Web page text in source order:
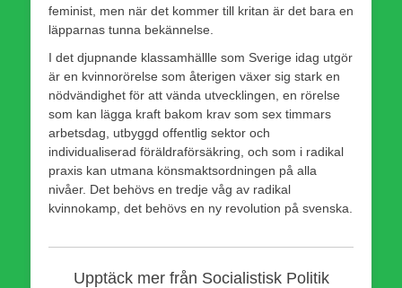
feminist, men när det kommer till kritan är det bara en
läpparnas tunna bekännelse.
I det djupnande klassamhällle som Sverige idag utgör
är en kvinnorörelse som återigen växer sig stark en
nödvändighet för att vända utvecklingen, en rörelse
som kan lägga kraft bakom krav som sex timmars
arbetsdag, utbyggd offentlig sektor och
individualiserad föräldraförsäkring, och som i radikal
praxis kan utmana könsmaktsordningen på alla
nivåer. Det behövs en tredje våg av radikal
kvinnokamp, det behövs en ny revolution på svenska.
Upptäck mer från Socialistisk Politik